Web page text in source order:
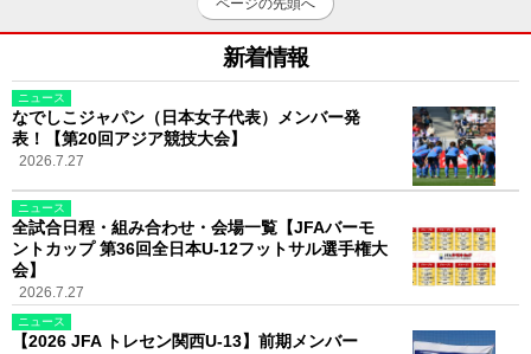
ページの先頭へ
新着情報
ニュース
なでしこジャパン（日本女子代表）メンバー発
表！【第20回アジア競技大会】
2026.7.27
ニュース
全試合日程・組み合わせ・会場一覧【JFAバーモ
ントカップ 第36回全日本U-12フットサル選手権大
会】
2026.7.27
ニュース
【2026 JFA トレセン関西U-13】前期メンバー